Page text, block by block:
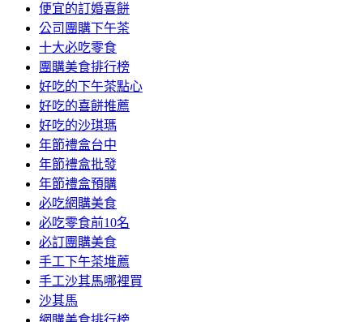
便宜的訂婚喜餅
公司團購下午茶
十大必吃零食
團購美食排行榜
好吃的下午茶點心
好吃的喜餅推薦
好吃的沙琪瑪
年節禮盒台中
年節禮盒批發
年節禮盒預購
必吃網購美食
必吃零食前10名
必訂團購美食
手工下午茶堆薦
手工沙其馬哪裡買
沙其馬